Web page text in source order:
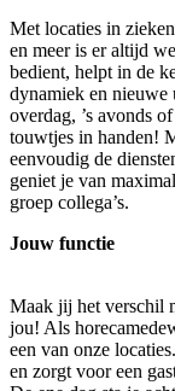
Met locaties in
en meer is er altijd
bedient, helpt in de
dynamiek en
overdag, ’s avonds
touwtjes in handen!
eenvoudig de
geniet je van
groep collega’s.
Jouw functie
Maak jij het verschil
jou! Als
een van onze
en zorgt voor een